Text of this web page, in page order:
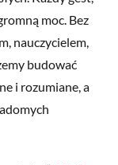
moc. Bez
nauczycielem,
budować
i rozumiane, a